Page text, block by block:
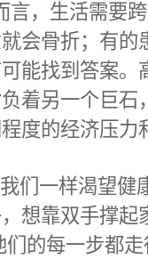
言，生活需要
会骨折；有
能找到答案
着另一个巨
度的经济压力
们一样渴望
想靠双手撑
的每一步都走